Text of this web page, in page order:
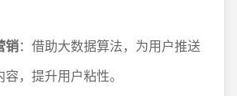
销：借助大数据算法，为用户推送
，提升用户粘性。